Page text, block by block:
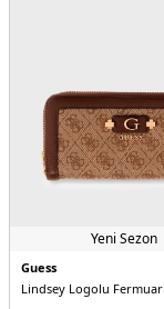
Yeni Sezon
Guess